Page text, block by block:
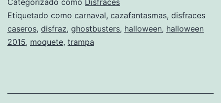
Categorizado como Disfraces
Etiquetado como carnaval, cazafantasmas, disfraces
caseros, disfraz, ghostbusters, halloween, halloween
2015, moquete, trampa